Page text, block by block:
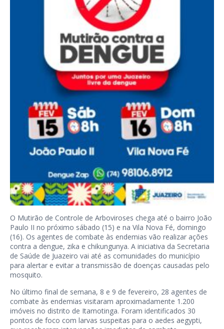
O Mutirão de Controle de Arboviroses chega até o bairro João
Paulo II no próximo sábado (15) e na Vila Nova Fé, domingo
(16). Os agentes de combate às endemias vão realizar ações
contra a dengue, zika e chikungunya. A iniciativa da Secretaria
de Saúde de Juazeiro vai até as comunidades do município
para alertar e evitar a transmissão de doenças causadas pelo
mosquito.
No último final de semana, 8 e 9 de fevereiro, 28 agentes de
combate às endemias visitaram aproximadamente 1.200
imóveis no distrito de Itamotinga. Foram identificados 30
pontos de foco com larvas suspeitas para o aedes aegypti,